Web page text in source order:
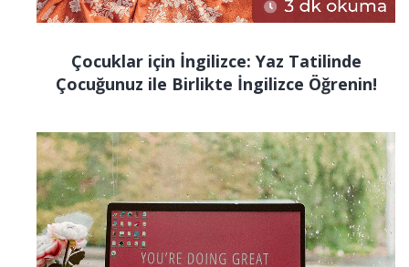
Çocuklar için İngilizce: Yaz Tatilinde
Çocuğunuz ile Birlikte İngilizce Öğrenin!